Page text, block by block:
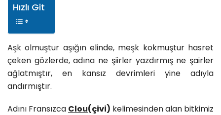
Hızlı Git
Aşk olmuştur aşığın elinde, meşk kokmuştur hasret
çeken gözlerde, adına ne şiirler yazdırmış ne şairler
ağlatmıştır, en kansız devrimleri yine adıyla
andırmıştır.
Adını Fransızca Clou(çivi) kelimesinden alan bitkimiz